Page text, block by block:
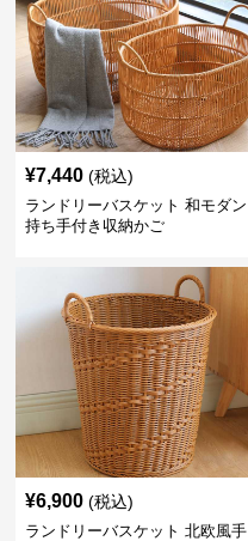
¥7,440 (税込)
ランドリーバスケット 和モダン
持ち手付き収納かご
¥6,900 (税込)
ランドリーバスケット 北欧風手